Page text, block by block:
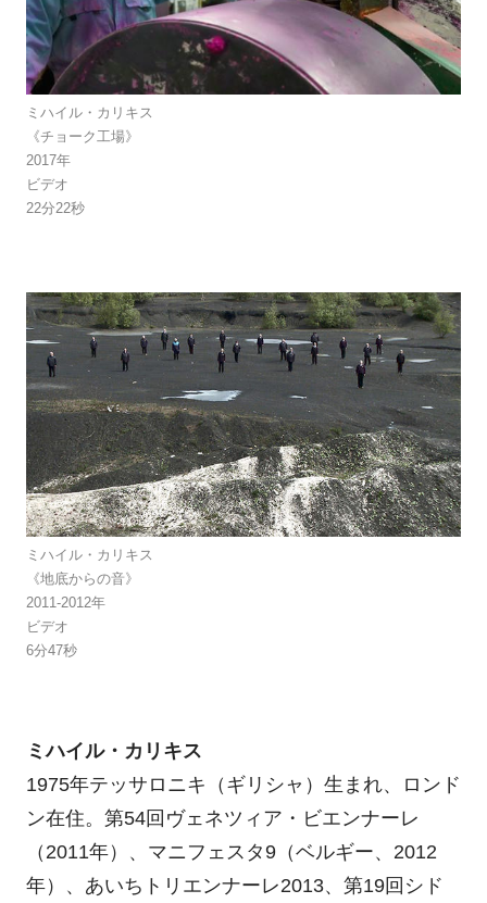
ミハイル・カリキス
《チョーク工場》
2017年
ビデオ
22分22秒
ミハイル・カリキス
《地底からの音》
2011-2012年
ビデオ
6分47秒
ミハイル・カリキス
1975年テッサロニキ（ギリシャ）生まれ、ロンド
ン在住。第54回ヴェネツィア・ビエンナーレ
（2011年）、マニフェスタ9（ベルギー、2012
年）、あいちトリエンナーレ2013、第19回シド